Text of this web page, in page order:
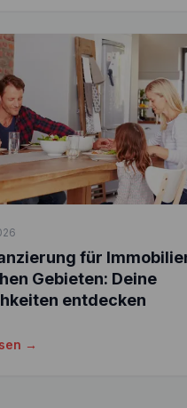
für
Gebieten: Deine
entdecken
→